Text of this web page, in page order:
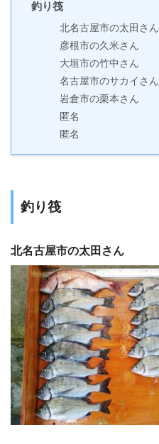
釣り筏
北名古屋市の太田さん
彦根市の久米さん
大垣市の竹中さん
名古屋市のサカイさん
岩倉市の栗本さん
匿名
匿名
釣り筏
北名古屋市の太田さん